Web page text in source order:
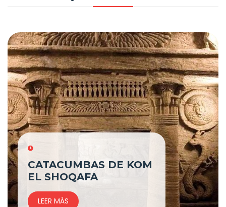
CATACUMBAS DE KOM
EL SHOQAFA
LEER MÁS